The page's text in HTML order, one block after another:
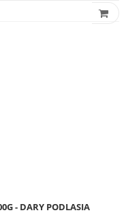
- DARY PODLASIA